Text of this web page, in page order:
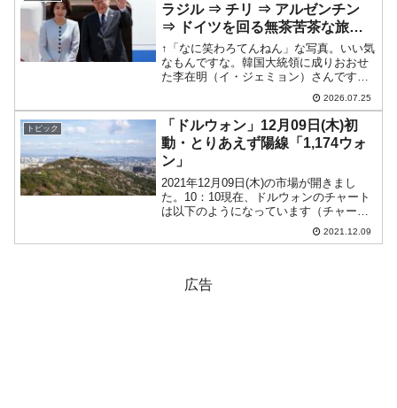
ラジル ⇒ チリ ⇒ アルゼンチン
⇒ ドイツを回る無茶苦茶な旅
程。
↑「なに笑わろてんねん」な写真。いい気
なもんですな。韓国大統領に成りおおせ
た李在明（イ・ジェミョン）さんです
が、先日の「何をしにいったのか分から
ない欧州出張」から戻ったばかりだとい
うのに、また外遊です。2026年07月24日
～08月03日ま...
2026.07.25
トピック
「ドルウォン」12月09日(木)初
動・とりあえず陽線「1,174ウォ
ン」
2021年12月09日(木)の市場が開きまし
た。10：10現在、ドルウォンのチャート
は以下のようになっています（チャート
は『Investing.com』より引用）。前日の
下げで支持線が割られており、嫌な感じ
2021.12.09
広告